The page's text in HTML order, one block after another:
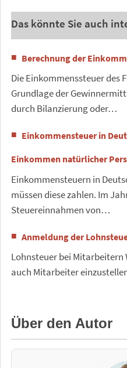
Das könnte Sie auch
Berechnung der
Die Einkommenssteuer des
Grundlage der
durch Bilanzierung oder…
Einkommensteuer in
Einkommen natürlicher
Einkommensteuern in
müssen diese zahlen. Im
Steuereinnahmen von…
Anmeldung der
Lohnsteuer bei Mitarbeitern
auch Mitarbeiter
Über den Autor